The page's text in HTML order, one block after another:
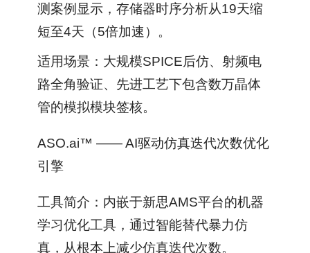
测案例显示，存储器时序分析从19天缩
短至4天（5倍加速）。
适用场景：大规模SPICE后仿、射频电
路全角验证、先进工艺下包含数万晶体
管的模拟模块签核。
ASO.ai™ —— AI驱动仿真迭代次数优化
引擎
工具简介：内嵌于新思AMS平台的机器
学习优化工具，通过智能替代暴力仿
真，从根本上减少仿真迭代次数。